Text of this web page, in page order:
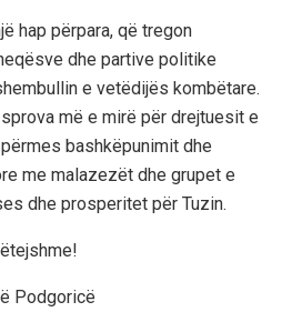
hap përpara, që tregon
dhe partive politike
e vetëdijës kombëtare.
më e mirë për drejtuesit e
bashkëpunimit dhe
me malazezët dhe grupet e
dhe prosperitet për Tuzin.
Podgoricë